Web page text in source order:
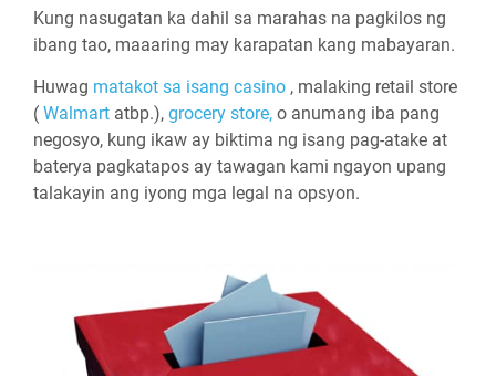
Kung nasugatan ka dahil sa marahas na pagkilos ng
ibang tao, maaaring may karapatan kang mabayaran.
Huwag matakot sa isang casino , malaking retail store
( Walmart atbp.), grocery store, o anumang iba pang
negosyo, kung ikaw ay biktima ng isang pag-atake at
baterya pagkatapos ay tawagan kami ngayon upang
talakayin ang iyong mga legal na opsyon.